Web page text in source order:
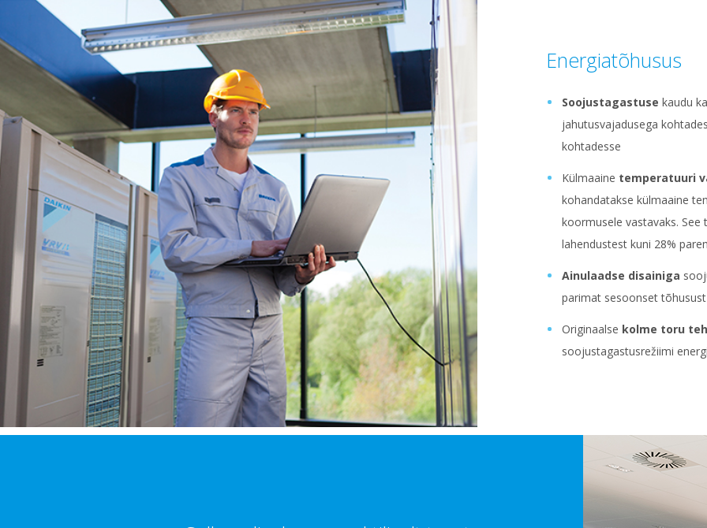
Energiatõhusus
Soojustagastuse kaudu
jahutusvajadusega
kohtadesse
Külmaaine temperatuuri
kohandatakse külmaaine
koormusele vastavaks.
lahendustest kuni 28%
Ainulaadse disainiga
parimat sesoonset
Originaalse kolme toru
soojustagastusrežiimi